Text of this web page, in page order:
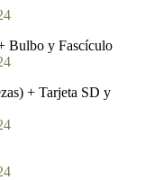
Bulbo y Fascículo
+ Tarjeta SD y